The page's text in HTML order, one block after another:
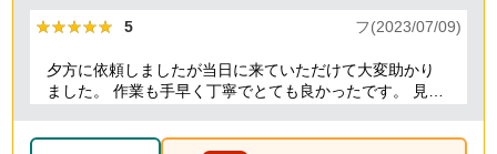
★★★★★
★★★★★ 5 フ(2023/07/09)
夕方に依頼しましたが当日に来ていただけて大変助かり
ました。 作業も手早く丁寧でとても良かったです。 見積
ございました。